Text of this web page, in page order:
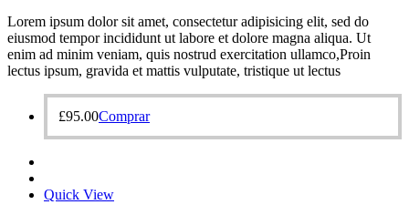
Lorem ipsum dolor sit amet, consectetur adipisicing elit, sed do
eiusmod tempor incididunt ut labore et dolore magna aliqua. Ut
enim ad minim veniam, quis nostrud exercitation ullamco,Proin
lectus ipsum, gravida et mattis vulputate, tristique ut lectus
£95.00Comprar
Quick View